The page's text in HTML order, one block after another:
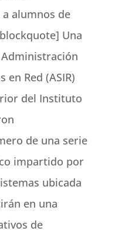
alumnos de
Una
Red (ASIR)
del Instituto
de una serie
impartido por
ubicada
en una
de